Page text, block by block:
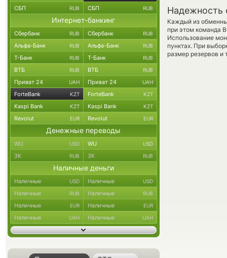
Надежность
Каждый из
при этом команда
Использование
пунктах. При
размер резервов и
СБП RUB СБП RUB
Интернет-банкинг
Сбербанк RUB Сбербанк RUB
Альфа-Банк RUB Альфа-Банк RUB
Т-Банк RUB Т-Банк RUB
ВТБ RUB ВТБ RUB
Приват 24 UAH Приват 24 UAH
ForteBank KZT ForteBank KZT
Kaspi Bank KZT Kaspi Bank KZT
Revolut EUR Revolut EUR
Денежные переводы
WU USD WU USD
ЗК RUB ЗК RUB
Наличные деньги
Наличные USD Наличные USD
Наличные RUB Наличные RUB
Наличные EUR Наличные EUR
Наличные UAH Наличные UAH